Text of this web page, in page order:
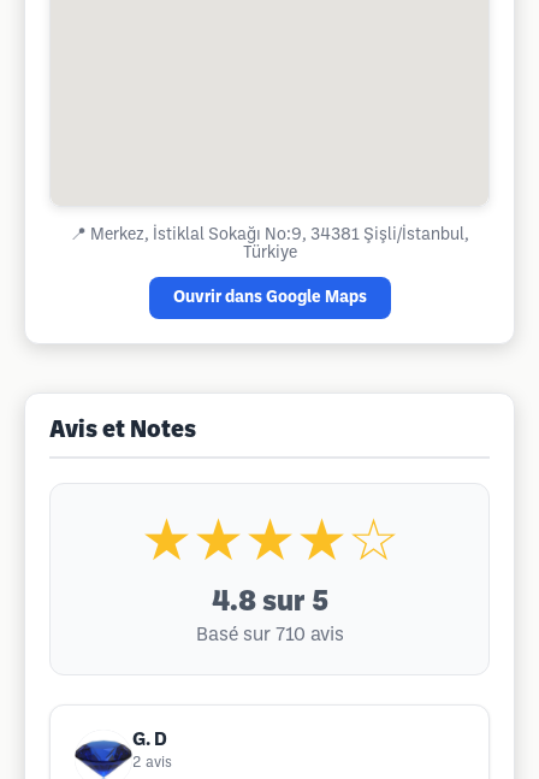
📍 Merkez, İstiklal Sokağı No:9, 34381 Şişli/İstanbul,
Türkiye
Ouvrir dans Google Maps
Avis et Notes
★★★★☆
4.8 sur 5
Basé sur 710 avis
G. D
2 avis